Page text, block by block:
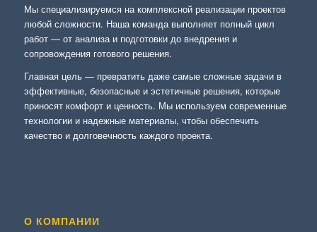
Мы специализируемся на комплексной реализации проектов
любой сложности. Наша команда выполняет полный цикл
работ — от анализа и подготовки до внедрения и
сопровождения готового решения.
Главная цель — превратить даже самые сложные задачи в
эффективные, безопасные и эстетичные решения, которые
приносят комфорт и ценность. Мы используем современные
технологии и надежные материалы, чтобы обеспечить
качество и долговечность каждого проекта.
О КОМПАНИИ